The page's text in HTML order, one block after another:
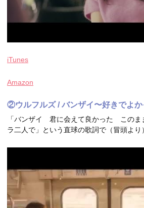
iTunes
Amazon
②ウルフルズ / バンザイ〜好きでよか
「バンザイ 君に会えて良かった この
ラ二人で」という直球の歌詞で（冒頭より）